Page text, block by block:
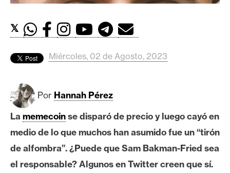
d
o
s
B
i
t
c
i
n
𝕏
Miércoles, 02 de Agosto, 2023
Por Hannah Pérez
La memecoinse disparó de precio y luego cayó en
medio de lo que muchos han asumido fue un “tirón
de alfombra”. ¿Puede que Sam Bakman-Fried sea
el responsable? Algunos en Twitter creen que sí.